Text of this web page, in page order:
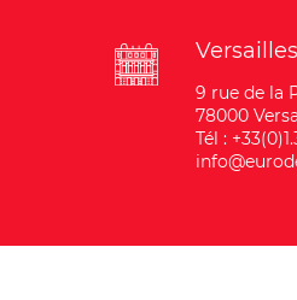
Versailles
9 rue de la
78000
Tél :